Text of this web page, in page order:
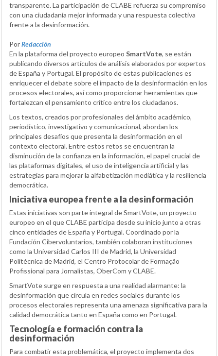
transparente. La participación de CLABE refuerza su compromiso
con una ciudadanía mejor informada y una respuesta colectiva
frente a la desinformación.
PorRedacción
En la plataforma del proyecto europeo SmartVote, se están
publicando diversos artículos de análisis elaborados por expertos
de España y Portugal. El propósito de estas publicaciones es
enriquecer el debate sobre el impacto de la desinformación en los
procesos electorales, así como proporcionar herramientas que
fortalezcan el pensamiento crítico entre los ciudadanos.
Los textos, creados por profesionales del ámbito académico,
periodístico, investigativo y comunicacional, abordan los
principales desafíos que presenta la desinformación en el
contexto electoral. Entre estos retos se encuentran la
disminución de la confianza en la información, el papel crucial de
las plataformas digitales, el uso de inteligencia artificial y las
estrategias para mejorar la alfabetización mediática y la resiliencia
democrática.
Iniciativa europea frente a la desinformación
Estas iniciativas son parte integral de SmartVote, un proyecto
europeo en el que CLABE participa desde su inicio junto a otras
cinco entidades de España y Portugal. Coordinado por la
Fundación Cibervoluntarios, también colaboran instituciones
como la Universidad Carlos III de Madrid, la Universidad
Politécnica de Madrid, el Centro Protocolar de Formação
Profissional para Jornalistas, OberCom y CLABE.
SmartVote surge en respuesta a una realidad alarmante: la
desinformación que circula en redes sociales durante los
procesos electorales representa una amenaza significativa para la
calidad democrática tanto en España como en Portugal.
Tecnología e formación contra la
desinformación
Para combatir esta problemática, el proyecto implementa dos